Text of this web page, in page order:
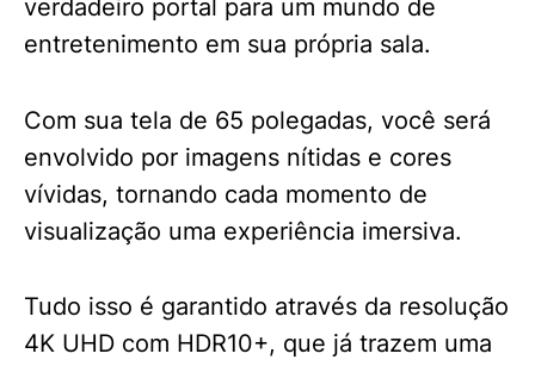
verdadeiro portal para um mundo de
entretenimento em sua própria sala.
Com sua tela de 65 polegadas, você será
envolvido por imagens nítidas e cores
vívidas, tornando cada momento de
visualização uma experiência imersiva.
Tudo isso é garantido através da resolução
4K UHD com HDR10+, que já trazem uma